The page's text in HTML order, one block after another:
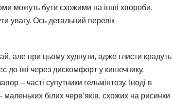
можуть бути схожими на інші хвороби.
увагу. Ось детальний перелік
але при цьому худнути, адже глисти крадуть
до їжі через дискомфорт у кишечнику.
– часті супутники гельмінтозу. Іноді в
білих черв’яків, схожих на рисинки